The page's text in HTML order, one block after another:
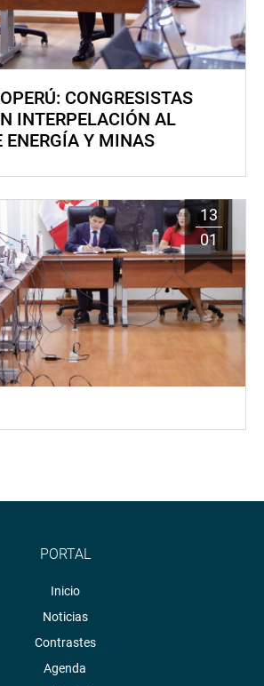
CONGRESISTAS
INTERPELACIÓN AL
ENERGÍA Y MINAS
13
01
PORTAL
Inicio
Noticias
Contrastes
Agenda